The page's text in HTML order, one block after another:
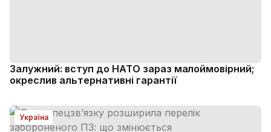
Залужний: вступ до НАТО зараз малоймовірний;
окреслив альтернативні гарантії
Україна